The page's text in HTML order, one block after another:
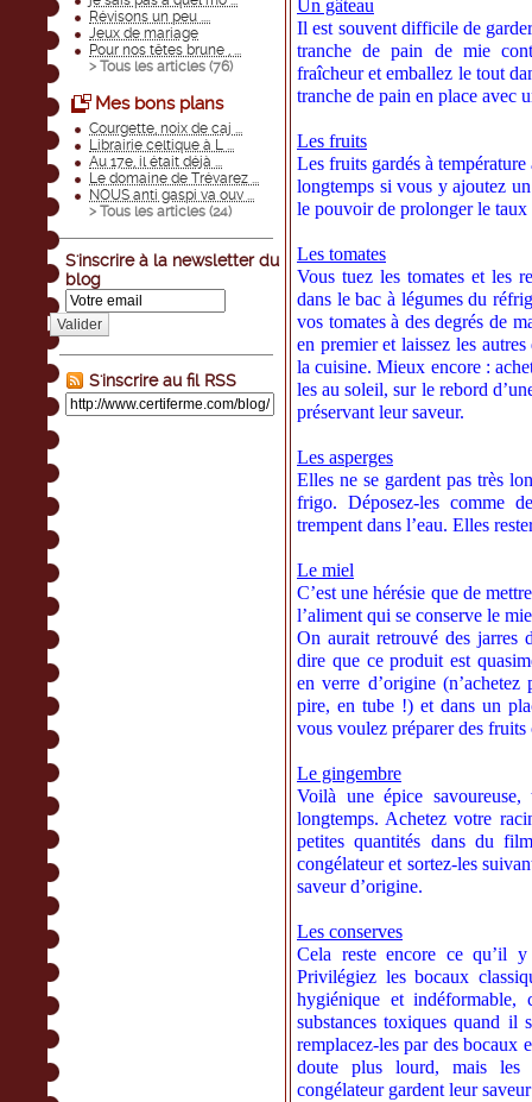
Révisons un peu ....
Jeux de mariage
Pour nos têtes brune , ...
> Tous les articles (76)
Mes bons plans
Courgette, noix de caj ...
Librairie celtique à L ...
Au 17e, il était déjà ...
Le domaine de Trévarez ...
NOUS anti gaspi va ouv ...
> Tous les articles (24)
S'inscrire à la newsletter du
blog
Valider
S'inscrire au fil RSS
Un gâteau
Il est souvent difficile de
tranche de pain de mie
fraîcheur et emballez le tout
tranche de pain en place avec
Les fruits
Les fruits gardés à
longtemps si vous y ajoutez
le pouvoir de prolonger le taux
Les tomates
Vous tuez les tomates et les
dans le bac à légumes du
vos tomates à des degrés de
en premier et laissez les
la cuisine. Mieux encore :
les au soleil, sur le rebord
préservant leur saveur.
Les asperges
Elles ne se gardent pas très
frigo. Déposez-les comme
trempent dans l’eau. Elles
Le miel
C’est une hérésie que de
l’aliment qui se conserve le
On aurait retrouvé des jarres
dire que ce produit est
en verre d’origine
pire, en tube !) et dans un
vous voulez préparer des
Le gingembre
Voilà une épice
longtemps. Achetez votre
petites quantités dans du
congélateur et sortez-les
saveur d’origine.
Les conserves
Cela reste encore ce qu’il
Privilégiez les bocaux
hygiénique et indéformable,
substances toxiques quand il
remplacez-les par des bocaux
doute plus lourd, mais les
congélateur gardent leur